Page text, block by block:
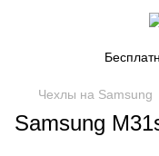
Чехлы на Samsung
Samsung